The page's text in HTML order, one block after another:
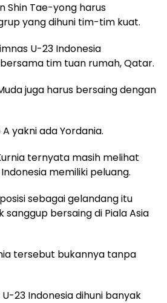
Shin Tae-yong harus
yang dihuni tim-tim kuat.
U-23 Indonesia
tim tuan rumah, Qatar.
juga harus bersaing dengan
yakni ada Yordania.
ternyata masih melihat
memiliki peluang.
sebagai gelandang itu
sanggup bersaing di Piala Asia
tersebut bukannya tanpa
23 Indonesia dihuni banyak